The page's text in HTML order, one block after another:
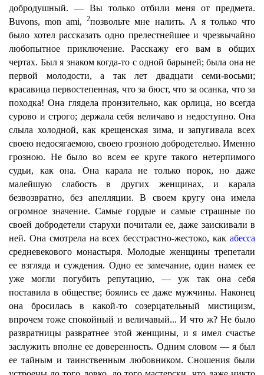
добродушный. — Вы только отбили меня от предмета.
Buvons, mon ami,2позвольте мне налить. А я только что
было хотел рассказать одно прелестнейшее и чрезвычайно
любопытное приключение. Расскажу его вам в общих
чертах. Был я знаком когда-то с одной барыней; была она не
первой молодости, а так лет двадцати семи-восьми;
красавица первостепенная, что за бюст, что за осанка, что за
походка! Она глядела пронзительно, как орлица, но всегда
сурово и строго; держала себя величаво и недоступно. Она
слыла холодной, как крещенская зима, и запугивала всех
своею недосягаемою, своею грозною добродетелью. Именно
грозною. Не было во всем ее круге такого нетерпимого
судьи, как она. Она карала не только порок, но даже
малейшую слабость в других женщинах, и карала
безвозвратно, без апелляции. В своем кругу она имела
огромное значение. Самые гордые и самые страшные по
своей добродетели старухи почитали ее, даже заискивали в
ней. Она смотрела на всех бесстрастно-жестоко, как абесса
средневекового монастыря. Молодые женщины трепетали
ее взгляда и суждения. Одно ее замечание, один намек ее
уже могли погубить репутацию, — уж так она себя
поставила в обществе; боялись ее даже мужчины. Наконец
она бросилась в какой-то созерцательный мистицизм,
впрочем тоже спокойный и величавый... И что ж? Не было
развратницы развратнее этой женщины, и я имел счастье
заслужить вполне ее доверенность. Одним словом — я был
ее тайным и таинственным любовником. Сношения были